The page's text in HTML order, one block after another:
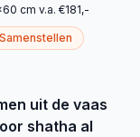
60 cm v.a. €181,-
Samenstellen
uit de vaas
shatha al